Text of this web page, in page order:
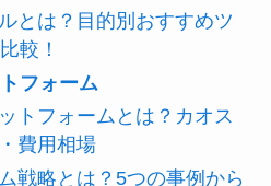
とは？目的別おすすめツ
較！
フォーム
トフォームとは？カオス
費用相場
戦略とは？5つの事例から